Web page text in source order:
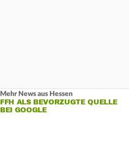
Mehr News aus Hessen
FFH ALS BEVORZUGTE QUELLE
BEI GOOGLE